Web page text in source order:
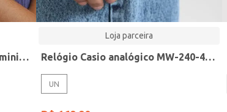
Relógio +Acessório Condor Feminino DOURADO
Loja parceira
Relógio Casio analógico MW-240-4BVDF-SC
UN